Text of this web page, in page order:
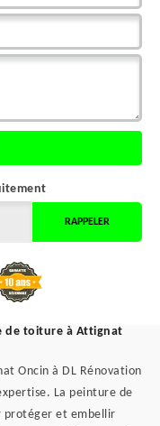
de toiture à Attignat
Oncin à DL Rénovation
La peinture de
protéger et embellir